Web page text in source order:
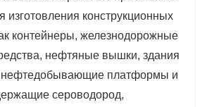
изготовления конструкционных
контейнеры, железнодорожные
нефтяные вышки, здания
нефтедобывающие платформы и
сероводород,